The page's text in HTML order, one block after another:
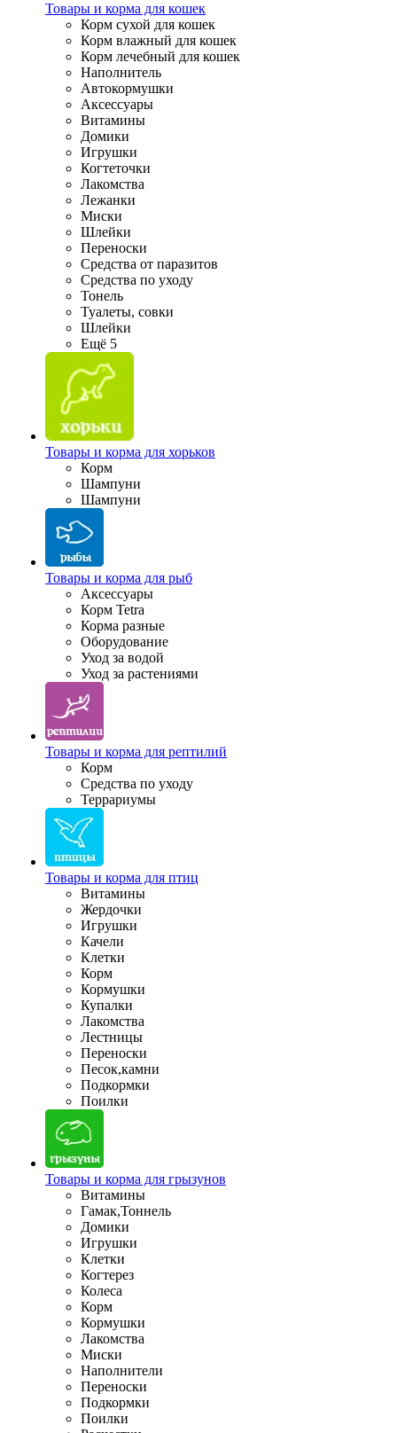
Товары и корма для кошек
Корм сухой для кошек
Корм влажный для кошек
Корм лечебный для кошек
Наполнитель
Автокормушки
Аксессуары
Витамины
Домики
Игрушки
Когтеточки
Лакомства
Лежанки
Миски
Шлейки
Переноски
Средства от паразитов
Средства по уходу
Тонель
Туалеты, совки
Шлейки
Ещё 5
Товары и корма для хорьков
Корм
Шампуни
Шампуни
Товары и корма для рыб
Аксессуары
Корм Tetra
Корма разные
Оборудование
Уход за водой
Уход за растениями
Товары и корма для рептилий
Корм
Средства по уходу
Террариумы
Товары и корма для птиц
Витамины
Жердочки
Игрушки
Качели
Клетки
Корм
Кормушки
Купалки
Лакомства
Лестницы
Переноски
Песок,камни
Подкормки
Поилки
Товары и корма для грызунов
Витамины
Гамак,Тоннель
Домики
Игрушки
Клетки
Когтерез
Колеса
Корм
Кормушки
Лакомства
Миски
Наполнители
Переноски
Подкормки
Поилки